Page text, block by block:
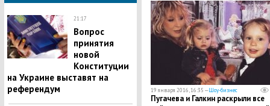
21:17
Вопрос
принятия
новой
Конституции
на Украине выставят на
референдум
19 января 2016, 16:35 —Шоу-бизнес
Пугачева и Галкин раскрыли все